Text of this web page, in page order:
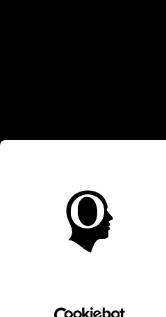
* Las evaluaciones
clínico, los resultados
neuropsicológica (por
puede ser realizada
un dispositivo médico
uso del producto
sujeto humano nunca
COSTA RICA